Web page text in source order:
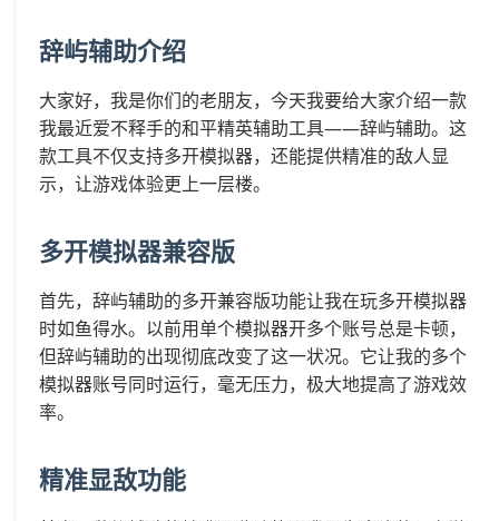
辞屿辅助介绍
大家好，我是你们的老朋友，今天我要给大家介绍一款
我最近爱不释手的和平精英辅助工具——辞屿辅助。这
款工具不仅支持多开模拟器，还能提供精准的敌人显
示，让游戏体验更上一层楼。
多开模拟器兼容版
首先，辞屿辅助的多开兼容版功能让我在玩多开模拟器
时如鱼得水。以前用单个模拟器开多个账号总是卡顿，
但辞屿辅助的出现彻底改变了这一状况。它让我的多个
模拟器账号同时运行，毫无压力，极大地提高了游戏效
率。
精准显敌功能